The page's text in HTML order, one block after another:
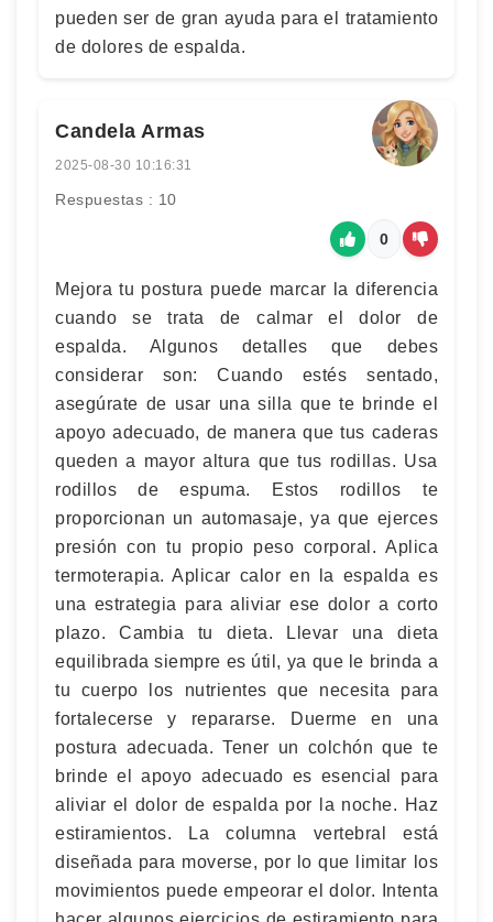
pueden ser de gran ayuda para el tratamiento
de dolores de espalda.
Candela Armas
2025-08-30 10:16:31
Respuestas : 10
0
Mejora tu postura puede marcar la diferencia
cuando se trata de calmar el dolor de
espalda. Algunos detalles que debes
considerar son: Cuando estés sentado,
asegúrate de usar una silla que te brinde el
apoyo adecuado, de manera que tus caderas
queden a mayor altura que tus rodillas. Usa
rodillos de espuma. Estos rodillos te
proporcionan un automasaje, ya que ejerces
presión con tu propio peso corporal. Aplica
termoterapia. Aplicar calor en la espalda es
una estrategia para aliviar ese dolor a corto
plazo. Cambia tu dieta. Llevar una dieta
equilibrada siempre es útil, ya que le brinda a
tu cuerpo los nutrientes que necesita para
fortalecerse y repararse. Duerme en una
postura adecuada. Tener un colchón que te
brinde el apoyo adecuado es esencial para
aliviar el dolor de espalda por la noche. Haz
estiramientos. La columna vertebral está
diseñada para moverse, por lo que limitar los
movimientos puede empeorar el dolor. Intenta